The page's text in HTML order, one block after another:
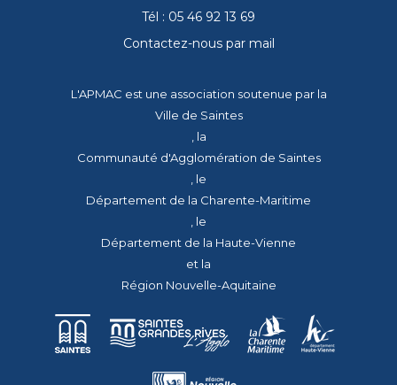
Tél : 05 46 92 13 69
Contactez-nous par mail
L'APMAC est une association soutenue par la
Ville de Saintes
, la
Communauté d'Agglomération de Saintes
, le
Département de la Charente-Maritime
, le
Département de la Haute-Vienne
et la
Région Nouvelle-Aquitaine